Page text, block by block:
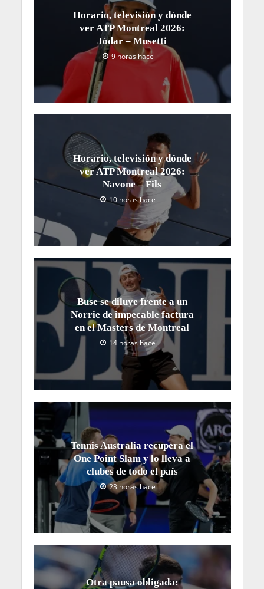
Horario, televisión y dónde
ver ATP Montreal 2026:
Jódar – Musetti
9 horas hace
Horario, televisión y dónde
ver ATP Montreal 2026:
Navone – Fils
10 horas hace
Buse se diluye frente a un
Norrie de impecable factura
en el Masters de Montreal
14 horas hace
Tennis Australia recupera el
One Point Slam y lo lleva a
clubes de todo el país
23 horas hace
Otra pausa obligada: